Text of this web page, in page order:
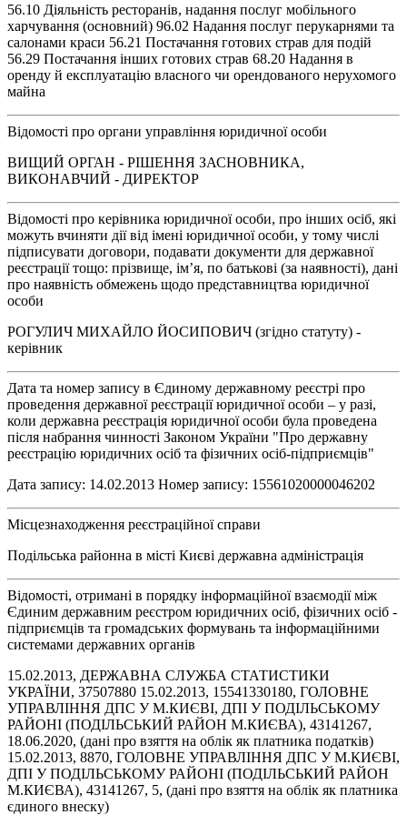
56.10 Діяльність ресторанів, надання послуг мобільного
харчування (основний) 96.02 Надання послуг перукарнями та
салонами краси 56.21 Постачання готових страв для подій
56.29 Постачання інших готових страв 68.20 Надання в
оренду й експлуатацію власного чи орендованого нерухомого
майна
Відомості про органи управління юридичної особи
ВИЩИЙ ОРГАН - РІШЕННЯ ЗАСНОВНИКА,
ВИКОНАВЧИЙ - ДИРЕКТОР
Відомості про керівника юридичної особи, про інших осіб, які
можуть вчиняти дії від імені юридичної особи, у тому числі
підписувати договори, подавати документи для державної
реєстрації тощо: прізвище, ім’я, по батькові (за наявності), дані
про наявність обмежень щодо представництва юридичної
особи
РОГУЛИЧ МИХАЙЛО ЙОСИПОВИЧ (згідно статуту) -
керівник
Дата та номер запису в Єдиному державному реєстрі про
проведення державної реєстрації юридичної особи – у разі,
коли державна реєстрація юридичної особи була проведена
після набрання чинності Законом України "Про державну
реєстрацію юридичних осіб та фізичних осіб-підприємців"
Дата запису: 14.02.2013 Номер запису: 15561020000046202
Місцезнаходження реєстраційної справи
Подільська районна в місті Києві державна адміністрація
Відомості, отримані в порядку інформаційної взаємодії між
Єдиним державним реєстром юридичних осіб, фізичних осіб -
підприємців та громадських формувань та інформаційними
системами державних органів
15.02.2013, ДЕРЖАВНА СЛУЖБА СТАТИСТИКИ
УКРАЇНИ, 37507880 15.02.2013, 15541330180, ГОЛОВНЕ
УПРАВЛІННЯ ДПС У М.КИЄВІ, ДПІ У ПОДІЛЬСЬКОМУ
РАЙОНІ (ПОДІЛЬСЬКИЙ РАЙОН М.КИЄВА), 43141267,
18.06.2020, (дані про взяття на облік як платника податків)
15.02.2013, 8870, ГОЛОВНЕ УПРАВЛІННЯ ДПС У М.КИЄВІ,
ДПІ У ПОДІЛЬСЬКОМУ РАЙОНІ (ПОДІЛЬСЬКИЙ РАЙОН
М.КИЄВА), 43141267, 5, (дані про взяття на облік як платника
єдиного внеску)